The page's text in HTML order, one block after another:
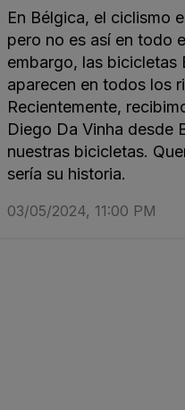
En Bélgica, el ciclismo
pero no es así en todo
embargo, las bicicletas
aparecen en todos los
Recientemente,
Diego Da Vinha desde
nuestras bicicletas.
sería su historia.
03/05/2024, 11:00 PM